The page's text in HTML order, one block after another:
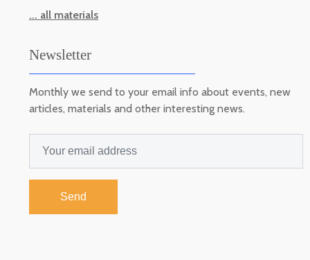
... all materials
Newsletter
Monthly we send to your email info about events, new
articles, materials and other interesting news.
Send